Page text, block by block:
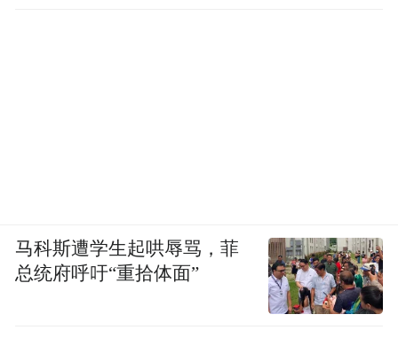
马科斯遭学生起哄辱骂，菲
总统府呼吁“重拾体面”